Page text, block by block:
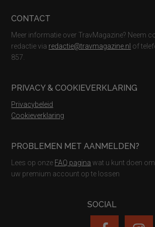
CONTACT
Meer informatie over TravMagazine? Neem
redactie via redactie@travmagazine.nl of
857.
PRIVACY & COOKIEVERKLARING
Privacybeleid
Cookieverklaring
PROBLEMEN MET AANMELDEN?
Lees op onze FAQ pagina wat u kunt doen
uw premium account op te lossen
SOCIAL